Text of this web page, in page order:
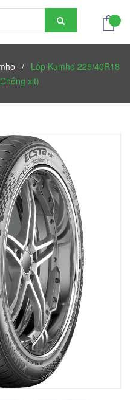
/ Lốp Kumho 225/40R18
xịt)